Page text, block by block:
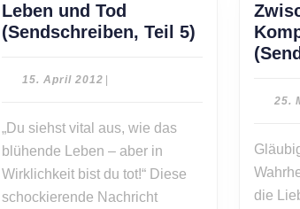
Leben und Tod
(Sendschreiben, Teil 5)Alexander
Hirsch:
15. April 201215.
„Du siehst vital aus, wie das
blühende Leben – aber in
Wirklichkeit bist du tot!“ Diese
schockierende Nachricht
25.
die